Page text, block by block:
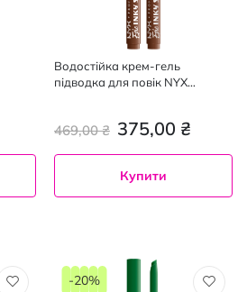
Водостійка крем-гель
підводка для повік NYX
375,00 ₴
469,00 ₴
Купити
-20%